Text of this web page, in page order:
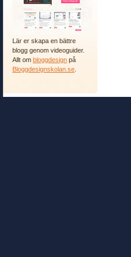
Lär er skapa en bättre
blogg genom videoguider.
Allt om bloggdesign på
Bloggdesignskolan.se